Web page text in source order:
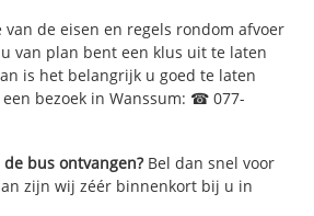
de eisen en regels rondom afvoer
van plan bent een klus uit te laten
is het belangrijk u goed te laten
een bezoek in Wanssum: ☎ 077-
bus ontvangen?Bel dan snel voor
zijn wij zéér binnenkort bij u in